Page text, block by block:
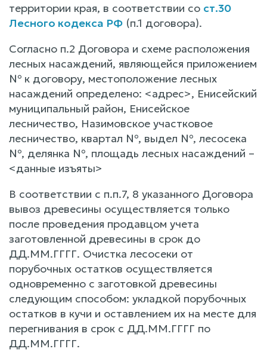
территории края, в соответствии со ст.30
Лесного кодекса РФ (п.1 договора).
Согласно п.2 Договора и схеме расположения
лесных насаждений, являющейся приложением
№ к договору, местоположение лесных
насаждений определено: <адрес>, Енисейский
муниципальный район, Енисейское
лесничество, Назимовское участковое
лесничество, квартал №, выдел №, лесосека
№, делянка №, площадь лесных насаждений –
<данные изъяты>
В соответствии с п.п.7, 8 указанного Договора
вывоз древесины осуществляется только
после проведения продавцом учета
заготовленной древесины в срок до
ДД.ММ.ГГГГ. Очистка лесосеки от
порубочных остатков осуществляется
одновременно с заготовкой древесины
следующим способом: укладкой порубочных
остатков в кучи и оставлением их на месте для
перегнивания в срок с ДД.ММ.ГГГГ по
ДД.ММ.ГГГГ.